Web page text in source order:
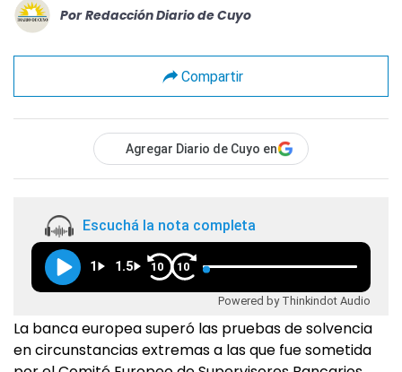
Por Redacción Diario de Cuyo
Compartir
Agregar Diario de Cuyo en
Escuchá la nota completa
1 1.5 10 10
Powered by Thinkindot Audio
La banca europea superó las pruebas de solvencia
en circunstancias extremas a las que fue sometida